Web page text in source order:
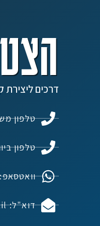
דרכים ליצירת
טלפון משרד:
טלפון ביוון: 30-
וואטסאפ: 055-
דוא"ל: info@g-r-e.co.il